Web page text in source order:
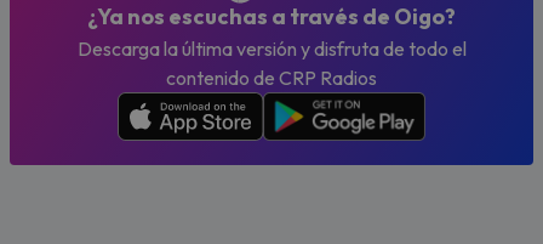
¿Ya nos escuchas a través de Oigo?
Descarga la última versión y disfruta de todo el
contenido de CRP Radios